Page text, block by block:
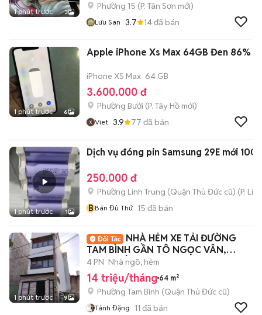
1 phút trước 3
Phường 15 (P. Tân Sơn mới)
Lưu San 3.7 14đã bán
1 phút trước 6
Apple iPhone Xs Max 64GB Đen 86%
iPhone XS Max 64 GB
3.600.000 đ
Phường Bưởi (P. Tây Hồ mới)
Viet 3.9 77 đã bán
1 phút trước 1
Dịch vụ đóng pin Samsung 29E mới
250.000 đ
Phường Linh Trung (Quận Thủ Đức cũ) (P.
BBán Đủ Thứ 15 đã bán
1 phút trước 9
NHÀ HẺM XE TẢI ĐƯỜNG
TAM BÌNH GẦN TÔ NGỌC VÂN,
1TRỆT 2LẦU+ST 4PN 3WC
4 PN Nhà ngõ, hẻm
14 triệu/tháng 64 m²
Phường Tam Bình (Quận Thủ Đức cũ)
Tánh Đặng 11 đã bán